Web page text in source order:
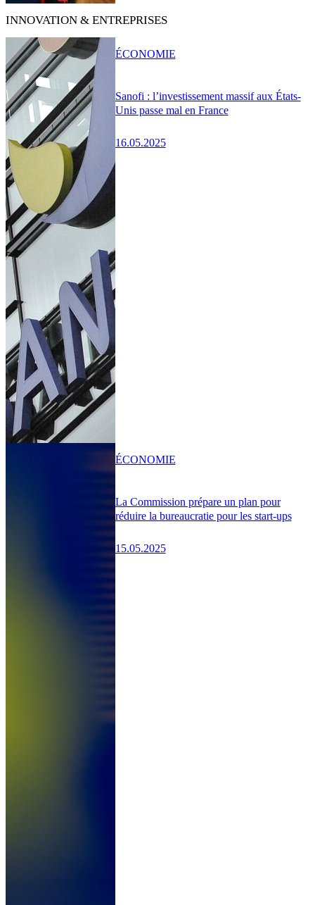
INNOVATION & ENTREPRISES
Sanofi : l’investissement massif aux États-
Unis passe mal en France
16.05.2025
ÉCONOMIE
La Commission prépare un plan pour
réduire la bureaucratie pour les start-ups
15.05.2025
ÉCONOMIE